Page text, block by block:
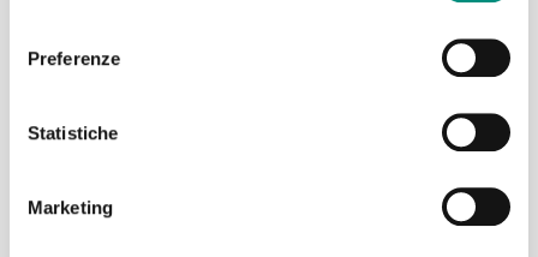
Preferenze
Statistiche
Marketing